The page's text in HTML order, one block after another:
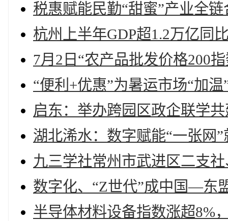
税惠赋能民勤“甜蜜”产业全
杭州上半年GDP超1.2万亿同
7月2日“农产品批发价格200
“便利+优惠”为暑运市场“加
启东：举办跨园区政企联学
湖北浠水：数字赋能“一张网
九三学社常州市武进区二支
数字化、“Z世代”成中国—东
半导体材料设备指数涨超8%